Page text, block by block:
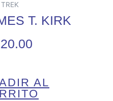
T. KIRK
AL